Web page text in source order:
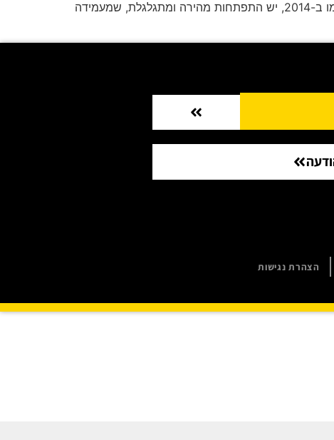
פתאום ובמפתיע התפרצה המלחמה בסוריה, מעירה דובים ישנים. כל האינטרסים הסותרים עלו על פני השטח. שוב כמו ב-2014, יש התפתחות מהירה ומתגלגלת, שמעמידה
הצהרת נגישות